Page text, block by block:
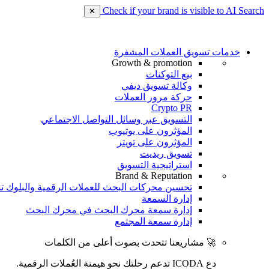
Check if your brand is visible to AI Search
✕
خدمات تسويق العملات المشفرة
Growth & promotion
بيع التوكنات
وكالة تسويق ديفي
حركة مرور العملات
Crypto PR
التسويق عبر وسائل التواصل الاجتماعي
المؤثرون على يوتيوب
المؤثرون على تويتر
تسويق ريديت
استراتيجية التسويق
Brand & Reputation
تحسين محركات البحث للعملات الرقمية والبلوك
إدارة السمعة
إدارة سمعة محرك البحث في محرك البحث
إدارة سمعة المجتمع
🚀 مشاريعنا تتحدث بصوت أعلى من الكلمات
دع ICODA تدعم رحلتك نحو هيمنة العُملات الرقمية.